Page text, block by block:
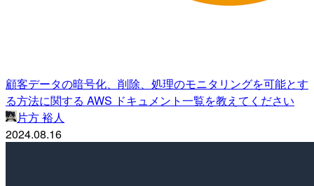
顧客データの暗号化、削除、処理のモニタリングを可能とす
る方法に関する AWS ドキュメント一覧を教えてください
片方 裕人
2024.08.16